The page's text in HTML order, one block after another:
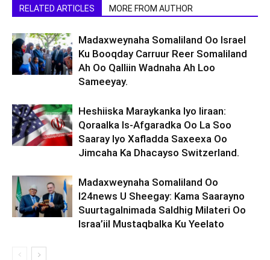
RELATED ARTICLES MORE FROM AUTHOR
Madaxweynaha Somaliland Oo Israel
Ku Booqday Carruur Reer Somaliland
Ah Oo Qalliin Wadnaha Ah Loo
Sameeyay.
Heshiiska Maraykanka Iyo Iiraan:
Qoraalka Is-Afgaradka Oo La Soo
Saaray Iyo Xafladda Saxeexa Oo
Jimcaha Ka Dhacayso Switzerland.
Madaxweynaha Somaliland Oo
I24news U Sheegay: Kama Saarayno
Suurtagalnimada Saldhig Milateri Oo
Israa’iil Mustaqbalka Ku Yeelato